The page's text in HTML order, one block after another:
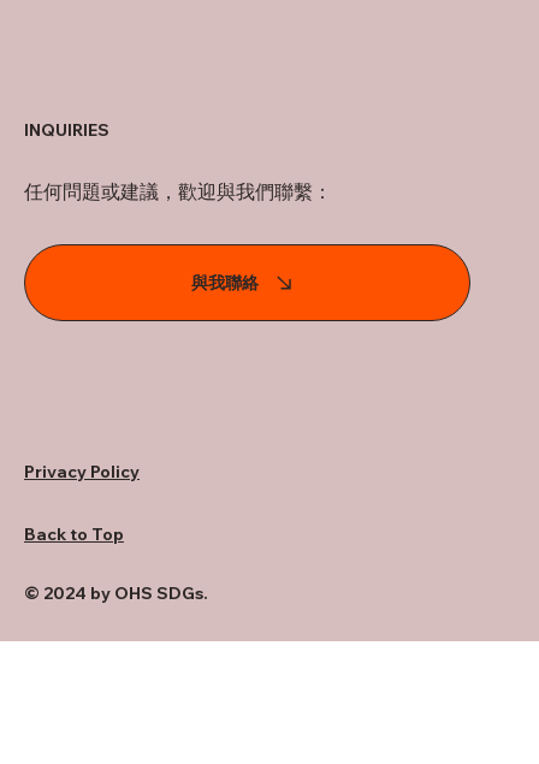
INQUIRIES
任何問題或建議，歡迎與我們聯繫：
與我聯絡
Privacy Policy
Back to Top
© 2024 by OHS SDGs.